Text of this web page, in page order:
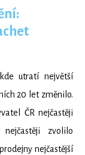
utratí největší
20 let změnilo.
ČR nejčastěji
zvolilo
nejčastější